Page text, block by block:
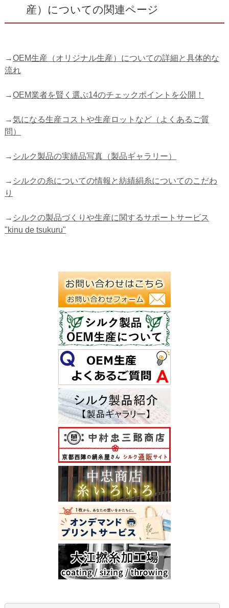
産）についての関連ページ
→OEM生産（オリジナル生産）についての詳細と具体的な
流れ
→OEM業者を賢く選ぶ14のチェックポイントを公開！
→気になる生産コストや生産ロットなど（よくあるご質
問）
→ シルク製品の実績品写真（製品ギャラリー）
→ シルクの糸についての情報と紡績絹糸についてのこだわ
り
→ シルクの製品づくりや生産に関するサポートサービス
"kinu de tsukuru"